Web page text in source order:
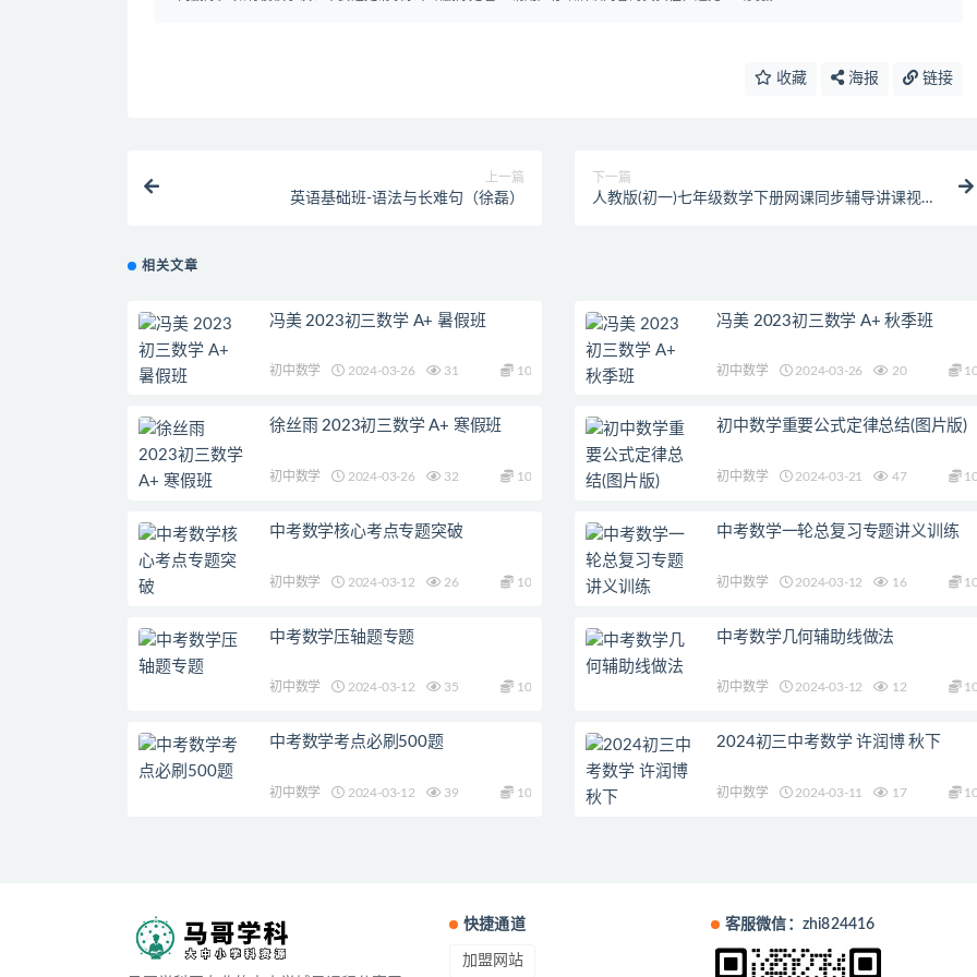
收藏 海报 链接
上一篇
英语基础班-语法与长难句（徐磊）
下一篇
人教版(初一)七年级数学下册网课同步辅导讲课视频
相关文章
冯美 2023初三数学 A+ 暑假班
初中数学 2024-03-26 31 10
冯美 2023初三数学 A+ 秋季班
初中数学 2024-03-26 20
徐丝雨 2023初三数学 A+ 寒假班
初中数学 2024-03-26 32 10
初中数学重要公式定律总结(图片版)
初中数学 2024-03-21 47
中考数学核心考点专题突破
初中数学 2024-03-12 26 10
中考数学一轮总复习专题讲义训练
初中数学 2024-03-12 16
中考数学压轴题专题
初中数学 2024-03-12 35 10
中考数学几何辅助线做法
初中数学 2024-03-12 12
中考数学考点必刷500题
初中数学 2024-03-12 39 10
2024初三中考数学 许润博 秋下
初中数学 2024-03-11 17
快捷通道
加盟网站
客服微信：zhi824416